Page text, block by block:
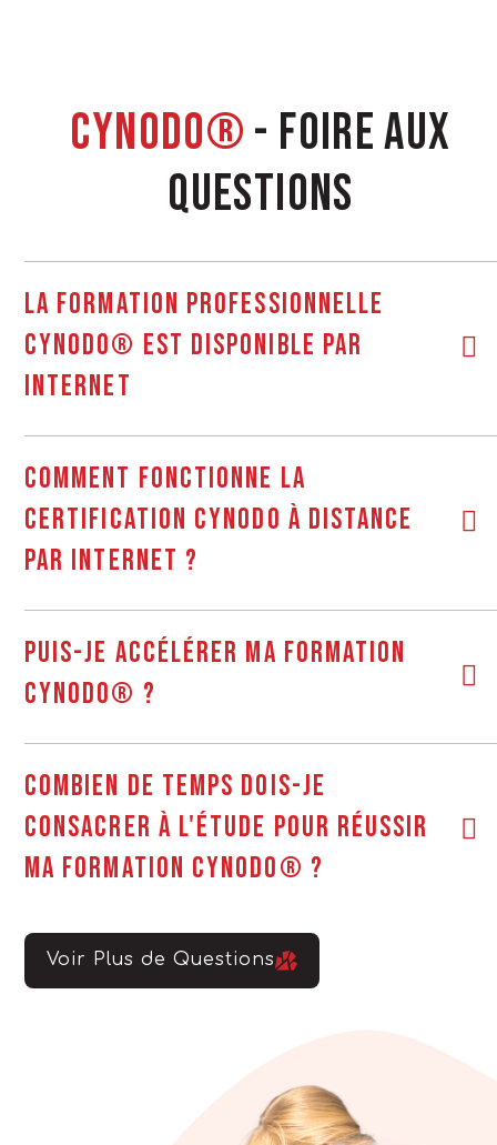
CYNODO® - FOIRE AUX
QUESTIONS
La formation professionnelle
CynoDo® est disponible par
Internet
Comment fonctionne la
certification CynoDo à distance
par internet ?
Puis-je accélérer ma formation
CynoDo® ?
Combien de temps dois-je
consacrer à l'étude pour réussir
ma formation CynoDo® ?
Voir Plus de Questions